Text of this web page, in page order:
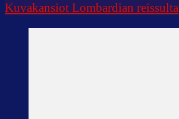
Kuvakansiot Lombardian reissulta